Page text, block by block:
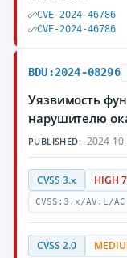
CVE-2024-46786
CVE-2024-46786
BDU:2024-08296
Уязвимость
нарушителю
PUBLISHED: 2024-
CVSS 3.x HIGH
CVSS:3.x/AV:L/
CVSS 2.0